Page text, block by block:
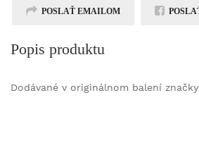
POSLAŤ EMAILOM
Popis produktu
Dodávané v originálnom balení